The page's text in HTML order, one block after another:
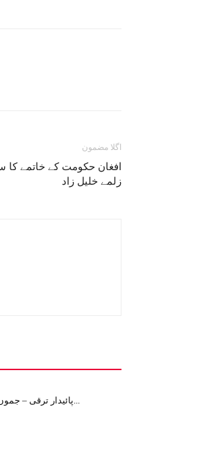
اگلا مضمون
افغان حکومت کے خاتمے
زلمے خلیل زاد
پائیدار ترقی – جموں و کشم...